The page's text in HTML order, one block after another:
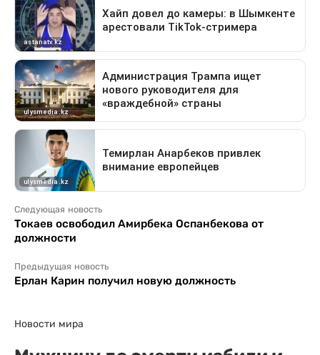
Следующая новость
Токаев освободил Амирбека Оспанбекова от
должности
Предыдущая новость
Ерлан Карин получил новую должность
Новости мира